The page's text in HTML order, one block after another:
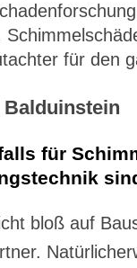
für den
Balduinstein
für
bloß auf